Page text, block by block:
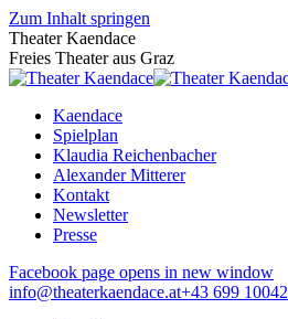
Zum Inhalt springen
Theater Kaendace
Freies Theater aus Graz
Kaendace
Spielplan
Klaudia Reichenbacher
Alexander Mitterer
Kontakt
Newsletter
Presse
Facebook page opens in new window
info@theaterkaendace.at‭+43 699